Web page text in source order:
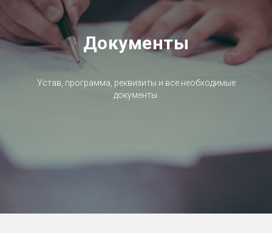
Документы
Устав, программа, реквизиты и все необходимые
документы.